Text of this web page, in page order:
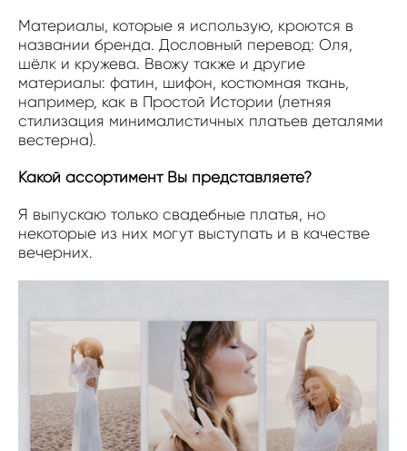
Материалы, которые я использую, кроются в
названии бренда. Дословный перевод: Оля,
шёлк и кружева. Ввожу также и другие
материалы: фатин, шифон, костюмная ткань,
например, как в Простой Истории (летняя
стилизация минималистичных платьев деталями
вестерна).
Какой ассортимент Вы представляете?
Я выпускаю только свадебные платья, но
некоторые из них могут выступать и в качестве
вечерних.